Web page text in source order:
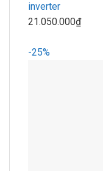
inverter
21.050.000₫
-25%